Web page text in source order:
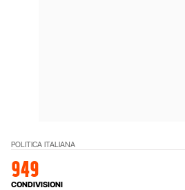
POLITICA ITALIANA
949
CONDIVISIONI